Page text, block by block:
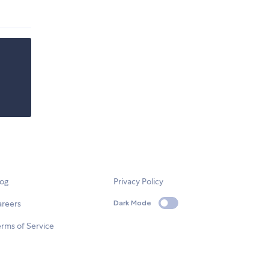
of Service
Privacy Policy
Dark Mode